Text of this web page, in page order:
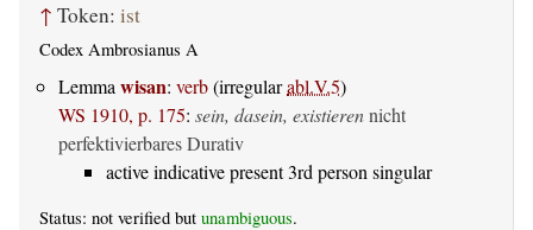
↑ Token: ist
Codex Ambrosianus A
Lemma wisan: verb(irregularabl.V.5)
WS 1910, p. 175: sein, dasein, existierennicht
perfektivierbares Durativ
active indicative present 3rd person singular
Status: not verified but unambiguous.